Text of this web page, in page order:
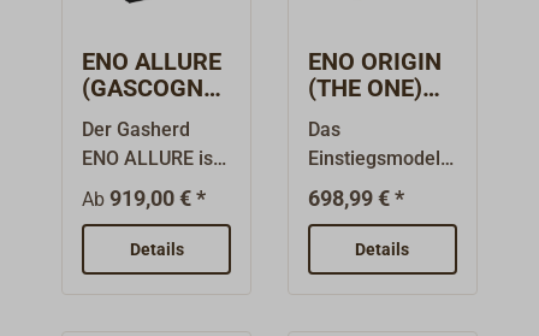
ENO ALLURE
(GASCOGNE)
Gasherd
Der Gasherd
ENO ALLURE ist
in 4
verschiedenen
Ausführungen
erhältlich.
Ab919,00 € *
Details
ENO ORIGIN
(THE ONE)
Gasherd
Das
Einstiegsmodell
von ENO - dem
großen
französischen
Hersteller von
698,99 € *
Details